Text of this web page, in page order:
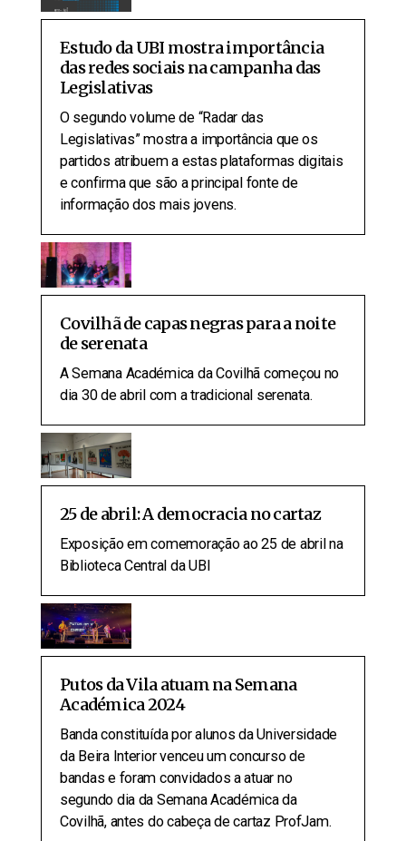
Estudo da UBI mostra importância
das redes sociais na campanha das
Legislativas
O segundo volume de “Radar das
Legislativas” mostra a importância que os
partidos atribuem a estas plataformas digitais
e confirma que são a principal fonte de
informação dos mais jovens.
Covilhã de capas negras para a noite
de serenata
A Semana Académica da Covilhã começou no
dia 30 de abril com a tradicional serenata.
25 de abril: A democracia no cartaz
Exposição em comemoração ao 25 de abril na
Biblioteca Central da UBI
Putos da Vila atuam na Semana
Académica 2024
Banda constituída por alunos da Universidade
da Beira Interior venceu um concurso de
bandas e foram convidados a atuar no
segundo dia da Semana Académica da
Covilhã, antes do cabeça de cartaz ProfJam.